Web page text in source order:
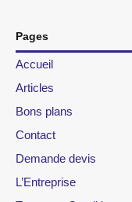
Pages
Accueil
Articles
Bons plans
Contact
Demande devis
L’Entreprise